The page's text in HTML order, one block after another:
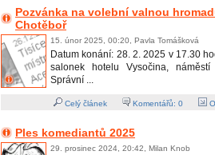
Pozvánka na volební valnou
Chotěboř
15. únor 2025, 00:20, Pavla Tomášková
Datum konání: 28. 2. 2025 v 17.30
salonek hotelu Vysočina, náměstí
Správní ...
Celý článek Komentářů: 0
Ples komediantů 2025
29. prosinec 2024, 20:42, Milan Knob